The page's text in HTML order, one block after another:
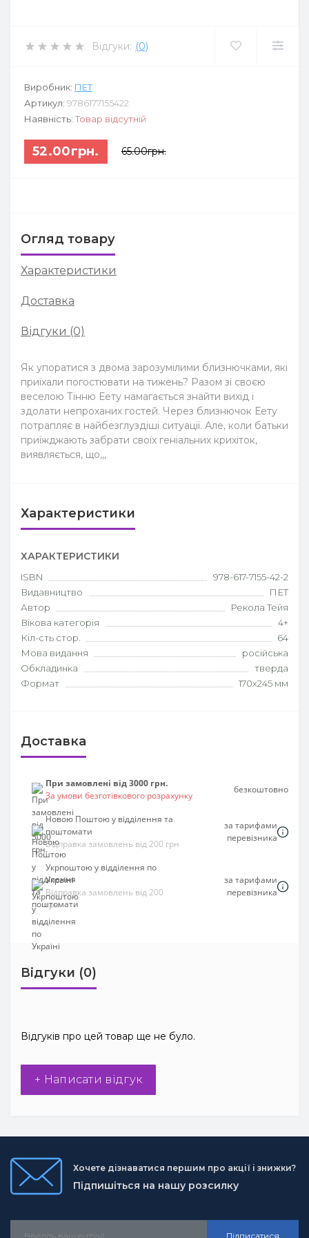
Відгуки: (0)
Виробник: ПЕТ
Артикул: 9786177155422
Наявність: Товар відсутній
52.00грн. 65.00грн.
Огляд товару
Характеристики
Доставка
Відгуки (0)
Як упоратися з двома зарозумілими близнючками, які
приїхали погостювати на тижень? Разом зі своєю
веселою Тінню Еету намагається знайти вихід і
здолати непроханих гостей. Через близнючок Еету
потрапляє в найбезглуздіші ситуації. Але, коли батьки
приїжджають забрати своїх геніальних крихіток,
виявляється, що,,,
Характеристики
ХАРАКТЕРИСТИКИ
ISBN
978-617-7155-42-2
Видавництво
ПЕТ
Автор
Рекола Тейя
Вікова категорія
4+
Кіл-сть стор.
64
Мова видання
російська
Обкладинка
тверда
Формат
170х245 мм
Доставка
При замовлені від 3000 грн.
За умови безготівкового розрахунку
безкоштовно
Новою Поштою у відділення та
поштомати
Відправка замовлень від 200 грн
за тарифами
перевізника
Укрпоштою у відділення по
Україні
Відправка замовлень від 200
грн
за тарифами
перевізника
Відгуки (0)
Відгуків про цей товар ще не було.
+ Написати відгук
Хочете дізнаватися першим про акції і знижки?
Підпишіться на нашу розсилку
Підписатися